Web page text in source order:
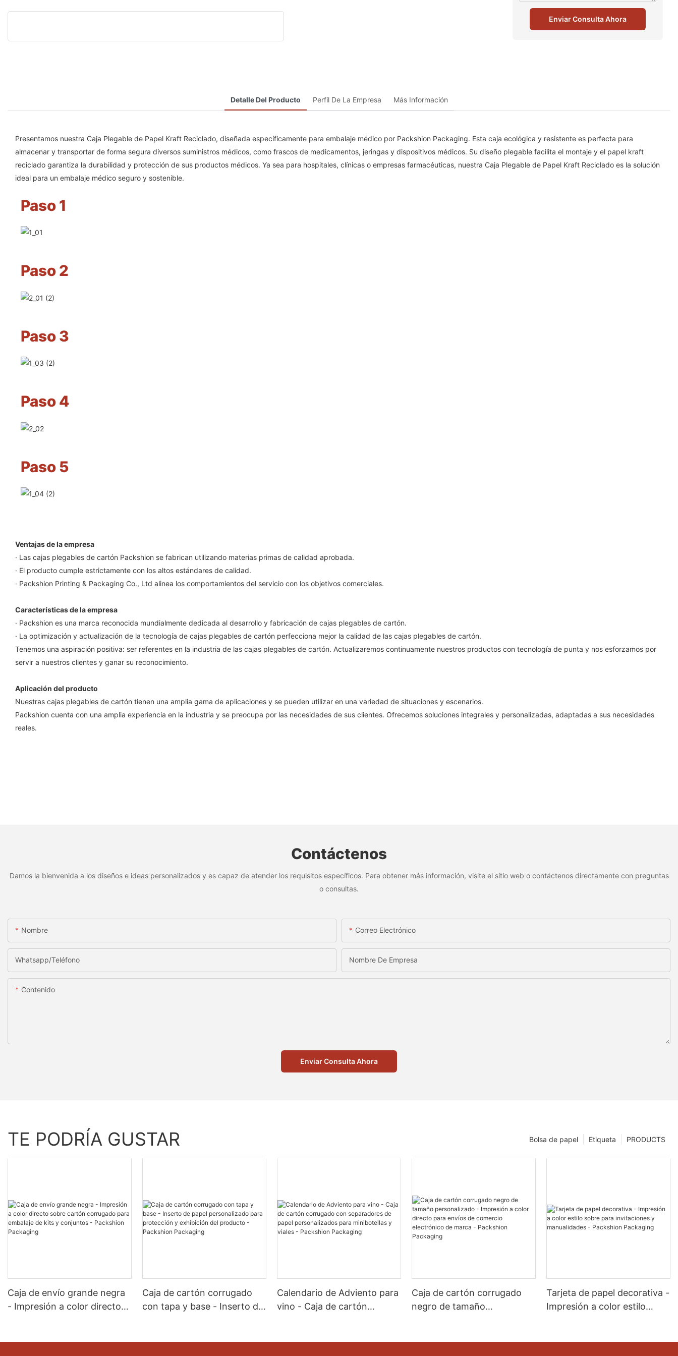
Enviar Consulta Ahora
Detalle Del Producto Perfil De La Empresa Más Información
Presentamos nuestra Caja Plegable de Papel Kraft Reciclado, diseñada específicamente para embalaje médico por Packshion Packaging. Esta caja ecológica y resistente es perfecta para
almacenar y transportar de forma segura diversos suministros médicos, como frascos de medicamentos, jeringas y dispositivos médicos. Su diseño plegable facilita el montaje y el papel kraft
reciclado garantiza la durabilidad y protección de sus productos médicos. Ya sea para hospitales, clínicas o empresas farmacéuticas, nuestra Caja Plegable de Papel Kraft Reciclado es la solución
ideal para un embalaje médico seguro y sostenible.
Paso 1
Paso 2
Paso 3
Paso 4
Paso 5
Ventajas de la empresa
· Las cajas plegables de cartón Packshion se fabrican utilizando materias primas de calidad aprobada.
· El producto cumple estrictamente con los altos estándares de calidad.
· Packshion Printing & Packaging Co., Ltd alinea los comportamientos del servicio con los objetivos comerciales.
Características de la empresa
· Packshion es una marca reconocida mundialmente dedicada al desarrollo y fabricación de cajas plegables de cartón.
· La optimización y actualización de la tecnología de cajas plegables de cartón perfecciona mejor la calidad de las cajas plegables de cartón.
Tenemos una aspiración positiva: ser referentes en la industria de las cajas plegables de cartón. Actualizaremos continuamente nuestros productos con tecnología de punta y nos esforzamos por
servir a nuestros clientes y ganar su reconocimiento.
Aplicación del producto
Nuestras cajas plegables de cartón tienen una amplia gama de aplicaciones y se pueden utilizar en una variedad de situaciones y escenarios.
Packshion cuenta con una amplia experiencia en la industria y se preocupa por las necesidades de sus clientes. Ofrecemos soluciones integrales y personalizadas, adaptadas a sus necesidades
reales.
Contáctenos
Damos la bienvenida a los diseños e ideas personalizados y es capaz de atender los requisitos específicos. Para obtener más información, visite el sitio web o contáctenos directamente con preguntas
o consultas.
Nombre Correo Electrónico
Whatsapp/Teléfono Nombre De Empresa
Contenido
Enviar Consulta Ahora
TE PODRÍA GUSTAR PRODUCTS
Etiqueta
Bolsa de papel
Caja de envío grande negra
- Impresión a color directo
Caja de cartón corrugado
con tapa y base - Inserto de
Calendario de Adviento para
vino - Caja de cartón
Caja de cartón corrugado
negro de tamaño
Tarjeta de papel decorativa -
Impresión a color estilo